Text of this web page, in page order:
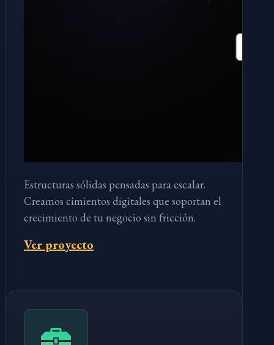
Estructuras sólidas pensadas para escalar.
Creamos cimientos digitales que soportan el
crecimiento de tu negocio sin fricción.
Ver proyecto